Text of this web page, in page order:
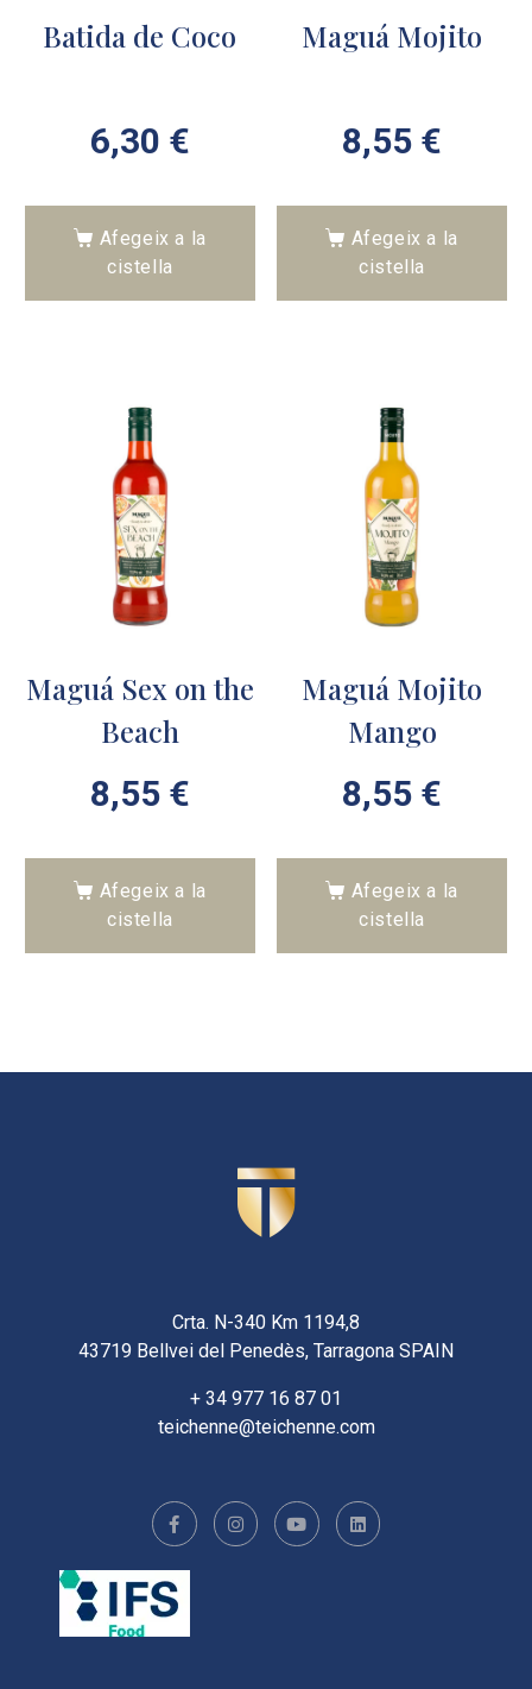
Batida de Coco
6,30 €
Afegeix a la
cistella
Maguá Mojito
8,55 €
Afegeix a la
cistella
Maguá Sex on the
Beach
8,55 €
Afegeix a la
cistella
Maguá Mojito
Mango
8,55 €
Afegeix a la
cistella
Crta. N-340 Km 1194,8
43719 Bellvei del Penedès, Tarragona SPAIN
+ 34 977 16 87 01
teichenne@teichenne.com